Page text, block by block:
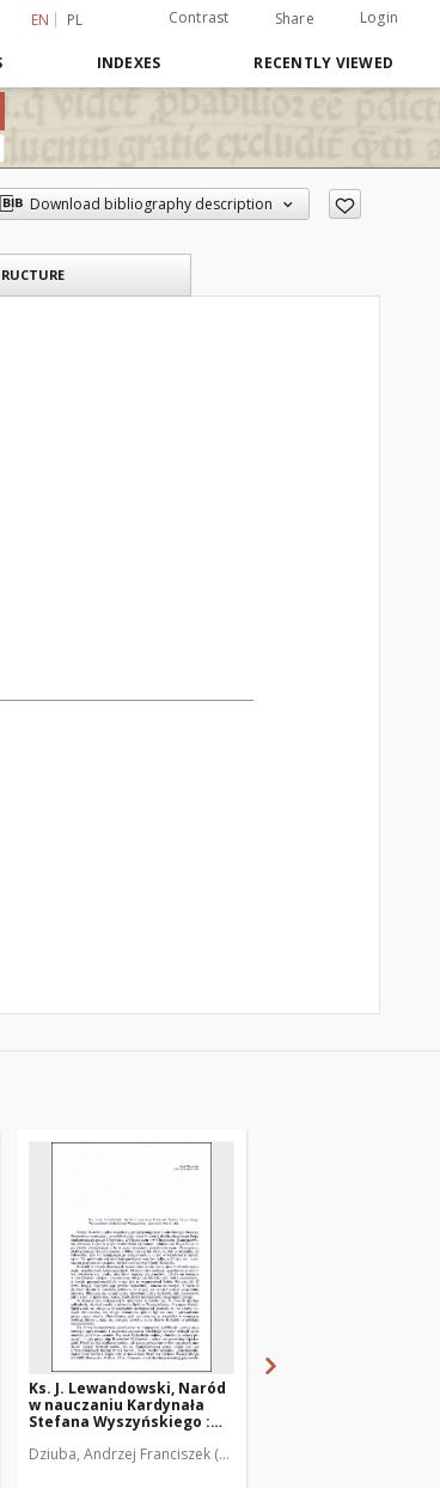
EN PL Contrast Share Login
INDEXES RECENTLY VIEWED
Download bibliography description
Ks. J. Lewandowski, Naród
w nauczaniu Kardynała
Stefana Wyszyńskiego :
Dziuba, Andrzej Franciszek (1950- )